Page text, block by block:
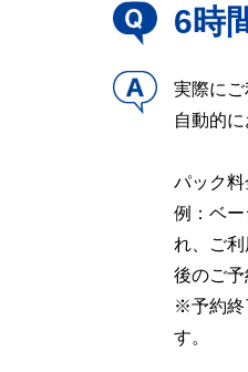
6時
実際にご
自動的
パック
例：ベ
れ、ご利
後のご予
※予約終
す。